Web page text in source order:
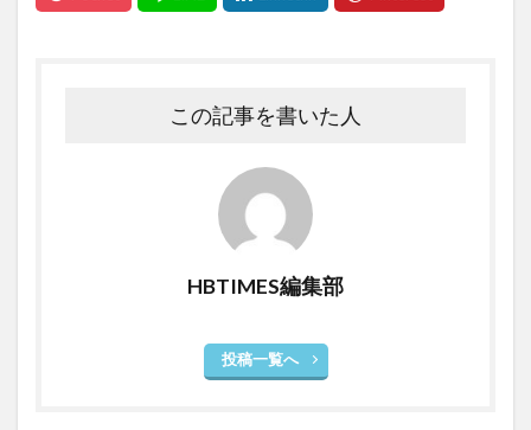
この記事を書いた人
HBTIMES編集部
投稿一覧へ